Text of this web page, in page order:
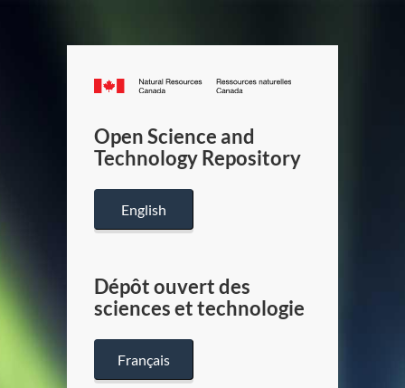
Canada.ca
/
Canada
Open Science and
Technology Repository
English
Dépôt ouvert des
sciences et technologie
Français